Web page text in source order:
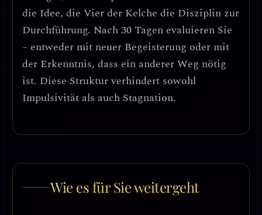
die Idee, die Vier der Kelche die Disziplin zur
Durchführung. Nach 30 Tagen evaluieren Sie
– entweder mit neuer Begeisterung oder mit
der Erkenntnis, dass ein anderer Weg nötig
ist. Diese Struktur verhindert sowohl
Impulsivität als auch Stagnation.
Wie es für Sie weitergeht